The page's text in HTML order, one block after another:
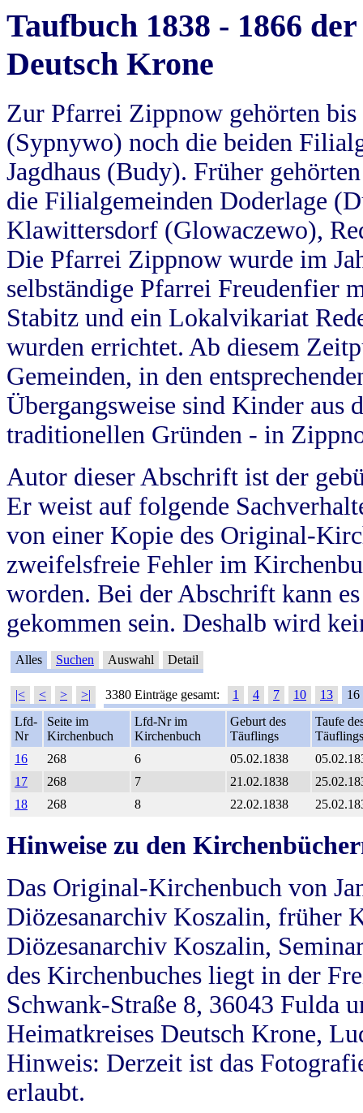
Taufbuch 1838 - 1866
Deutsch Krone
Zur Pfarrei Zippnow gehörten
(Sypnywo) noch die beiden
Jagdhaus (Budy). Früher
die Filialgemeinden Doderlage
Klawittersdorf (Glowaczewo),
Die Pfarrei Zippnow wurde im
selbständige Pfarrei Freudenfier
Stabitz und ein Lokalvikariat
wurden errichtet. Ab diesem
Gemeinden, in den
Übergangsweise sind Kinder aus
traditionellen Gründen - in
Autor dieser Abschrift ist der
Er weist auf folgende
von einer Kopie des Original-
zweifelsfreie Fehler im
worden. Bei der Abschrift kann
gekommen sein. Deshalb wird
Alles Suchen Auswahl Detail
|< < > >| 3380 Einträge gesamt: 1 4 7 10 13
16
Lfd-
Nr
Seite im
Kirchenbuch
Lfd-Nr im
Kirchenbuch
Geburt des
Täuflings
Taufe
Täuflings
16
268 6 05.02.1838
17
268 7 21.02.1838
18
268 8 22.02.1838
Hinweise zu den
Das Original-Kirchenbuch von
Diözesanarchiv Koszalin, früher
Diözesanarchiv Koszalin,
des Kirchenbuches liegt in der
Schwank-Straße 8, 36043 Fulda
Heimatkreises Deutsch Krone,
Hinweis: Derzeit ist das
erlaubt.